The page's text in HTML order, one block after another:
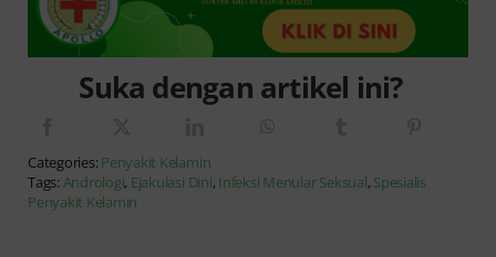
Suka dengan artikel ini?
Categories: Penyakit Kelamin
Tags: Andrologi, Ejakulasi Dini, Infeksi Menular Seksual, Spesialis
Penyakit Kelamin